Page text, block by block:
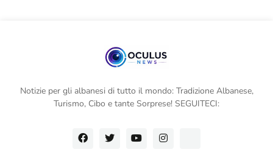
Notizie per gli albanesi di tutto il mondo: Tradizione Albanese,
Turismo, Cibo e tante Sorprese! SEGUITECI: